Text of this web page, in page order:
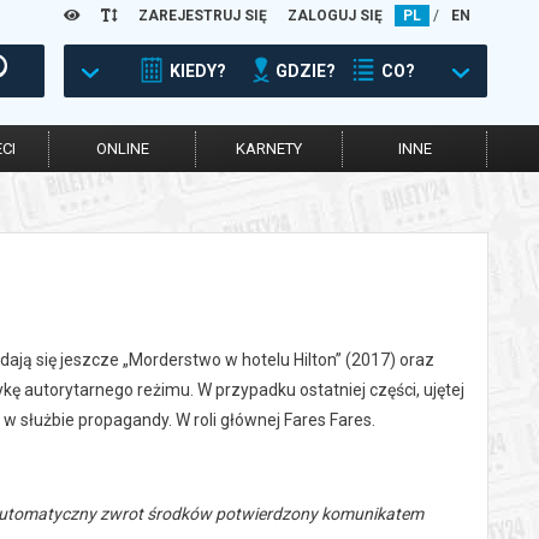
ZAREJESTRUJ SIĘ ZALOGUJ SIĘ PL / EN
KIEDY? GDZIE? CO?
ONLINE KARNETY INNE
się jeszcze „Morderstwo w hotelu Hilton” (2017) oraz
autorytarnego reżimu. W przypadku ostatniej części, ujętej
propagandy. W roli głównej Fares Fares.
zwrot środków potwierdzony komunikatem